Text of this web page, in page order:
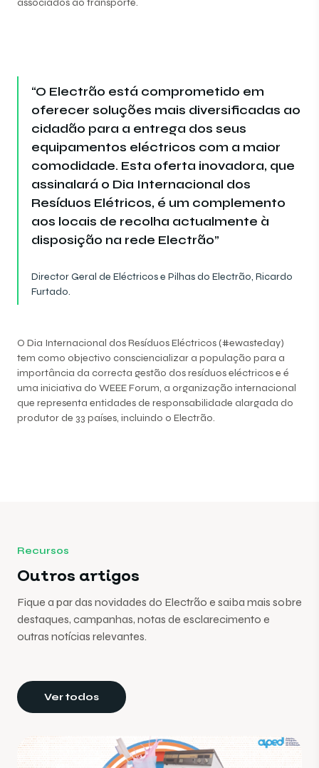
associados ao transporte.
“O Electrão está comprometido em
oferecer soluções mais diversificadas ao
cidadão para a entrega dos seus
equipamentos eléctricos com a maior
comodidade. Esta oferta inovadora, que
assinalará o Dia Internacional dos
Resíduos Elétricos, é um complemento
aos locais de recolha actualmente à
disposição na rede Electrão”
Director Geral de Eléctricos e Pilhas do Electrão, Ricardo
Furtado.
O Dia Internacional dos Resíduos Eléctricos (#ewasteday)
tem como objectivo consciencializar a população para a
importância da correcta gestão dos resíduos eléctricos e é
uma iniciativa do WEEE Forum, a organização internacional
que representa entidades de responsabilidade alargada do
produtor de 33 países, incluindo o Electrão.
Recursos
Outros artigos
Fique a par das novidades do Electrão e saiba mais sobre
destaques, campanhas, notas de esclarecimento e
outras notícias relevantes.
Ver todos